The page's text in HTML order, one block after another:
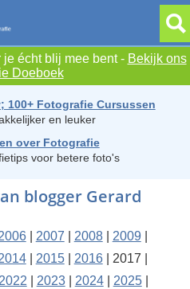
je écht blij mee bent - Bekijk ons
Doeboek
100+ Fotografie Cursussen
en leuker
over Fotografie
voor betere foto's
blogger Gerard
| 2007 2008| 2009
| 2015| 2016| 2017 |
2023| 2024| 2025|